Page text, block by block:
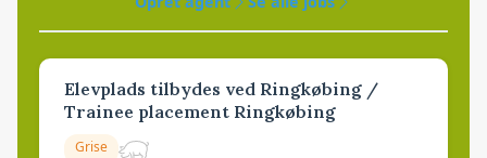
Elevplads tilbydes ved Ringkøbing /
Trainee placement Ringkøbing
Grise